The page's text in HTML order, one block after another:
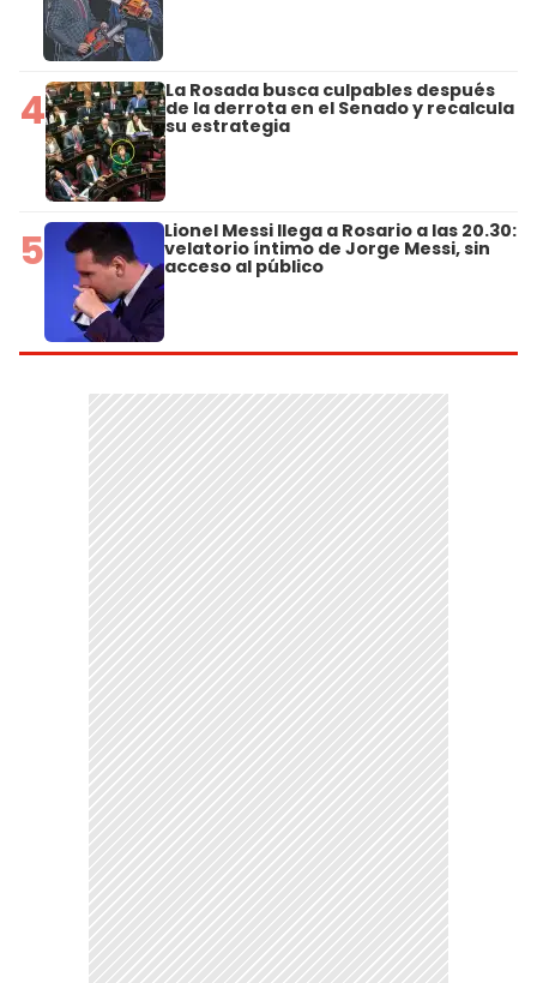
4 La Rosada busca culpables después
de la derrota en el Senado y recalcula
su estrategia
5 Lionel Messi llega a Rosario a las 20.30:
velatorio íntimo de Jorge Messi, sin
acceso al público